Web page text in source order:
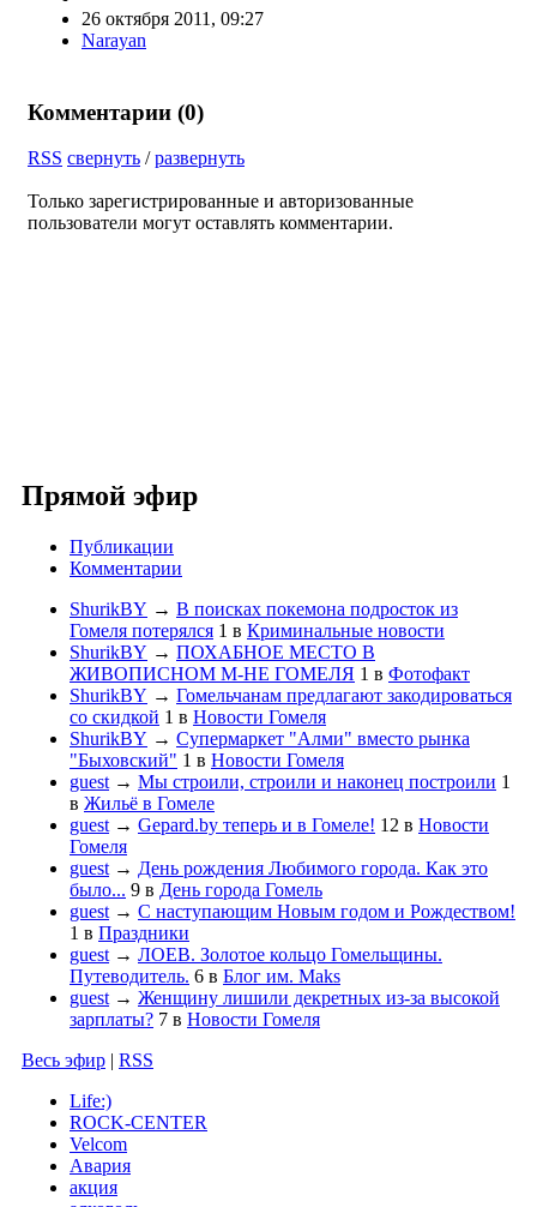
26 октября 2011, 09:27
Narayan
Комментарии (0)
RSS свернуть /развернуть
Только зарегистрированные и авторизованные
пользователи могут оставлять комментарии.
Прямой эфир
Публикации
Комментарии
ShurikBY → В поисках покемона подросток из
Гомеля потерялся 1 в Криминальные новости
ShurikBY → ПОХАБНОЕ МЕСТО В
ЖИВОПИСНОМ М-НЕ ГОМЕЛЯ 1 в Фотофакт
ShurikBY → Гомельчанам предлагают закодироваться
со скидкой 1 в Новости Гомеля
ShurikBY → Супермаркет "Алми" вместо рынка
"Быховский" 1 в Новости Гомеля
guest → Мы строили, строили и наконец построили 1
в Жильё в Гомеле
guest → Gepard.by теперь и в Гомеле! 12 в Новости
Гомеля
guest → День рождения Любимого города. Как это
было... 9 в День города Гомель
guest → С наступающим Новым годом и Рождеством!
1 в Праздники
guest → ЛОЕВ. Золотое кольцо Гомельщины.
Путеводитель. 6 в Блог им. Maks
guest → Женщину лишили декретных из-за высокой
зарплаты? 7 в Новости Гомеля
Весь эфир | RSS
Life:)
ROCK-CENTER
Velcom
Авария
акция